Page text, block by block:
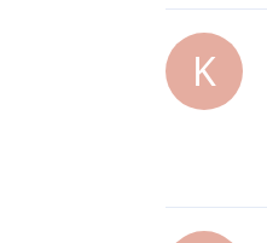
K